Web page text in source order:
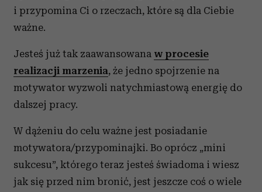
i przypomina Ci o rzeczach, które są dla Ciebie
ważne.
Jesteś już tak zaawansowana w procesie
realizacji marzenia, że jedno spojrzenie na
motywator wyzwoli natychmiastową energię do
dalszej pracy.
W dążeniu do celu ważne jest posiadanie
motywatora/przypominajki. Bo oprócz „mini
sukcesu”, którego teraz jesteś świadoma i wiesz
jak się przed nim bronić, jest jeszcze coś o wiele